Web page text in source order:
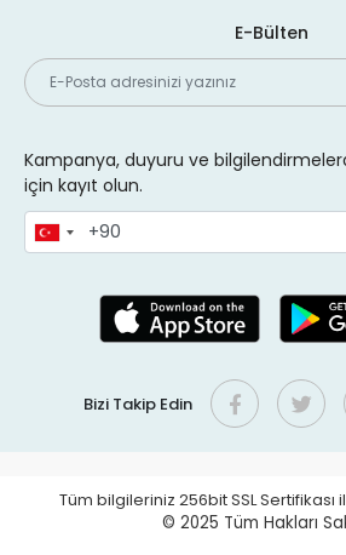
E-Bülten
Kampanya, duyuru ve
için kayıt olun.
Bizi Takip Edin
Tüm bilgileriniz 256bit SSL Sertifikası
© 2025 Tüm Hakları